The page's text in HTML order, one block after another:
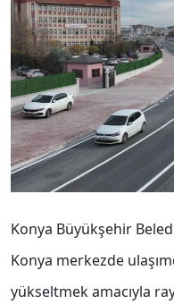
Konya Büyükşehir
Konya merkezde
yükseltmek amacıyla